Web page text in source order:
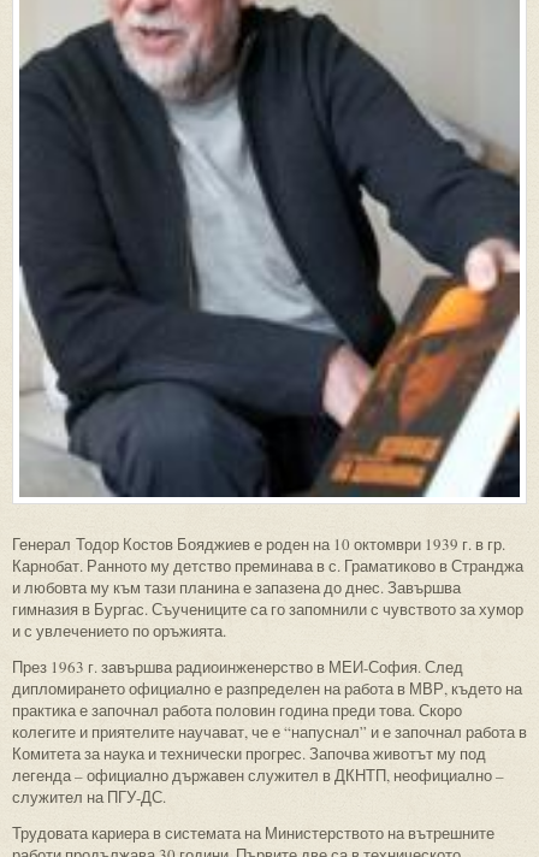
Генерал Тодор Костов Бояджиев е роден на 10 октомври 1939 г. в гр.
Карнобат. Ранното му детство преминава в с. Граматиково в Странджа
и любовта му към тази планина е запазена до днес. Завършва
гимназия в Бургас. Съучениците са го запомнили с чувството за хумор
и с увлечението по оръжията.
През 1963 г. завършва радиоинженерство в МЕИ-София. След
дипломирането официално е разпределен на работа в МВР, където на
практика е започнал работа половин година преди това. Скоро
колегите и приятелите научават, че е “напуснал” и е започнал работа в
Комитета за наука и технически прогрес. Започва животът му под
легенда – официално държавен служител в ДКНТП, неофициално –
служител на ПГУ-ДС.
Трудовата кариера в системата на Министерството на вътрешните